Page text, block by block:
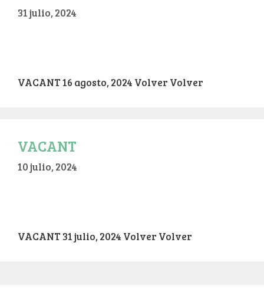
31 julio, 2024
VACANT 16 agosto, 2024 Volver Volver
VACANT
10 julio, 2024
VACANT 31 julio, 2024 Volver Volver